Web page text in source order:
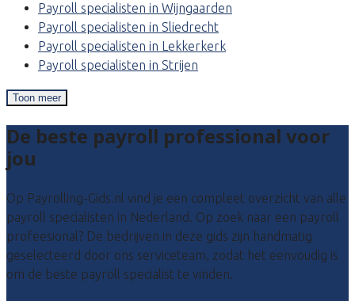
Payroll specialisten in Wijngaarden
Payroll specialisten in Sliedrecht
Payroll specialisten in Lekkerkerk
Payroll specialisten in Strijen
Toon meer
De beste payroll professional voor
jou
Op Payrolling-Gids.nl vind je een compleet overzicht van alle
payroll specialisten in Nederland. Op zoek naar een payroll
profeesional? De bedrijven in deze gids zijn handmatig
geselecteerd door ons serviceteam, zodat het eenvoudig is
om de beste payroll specialist te vinden.